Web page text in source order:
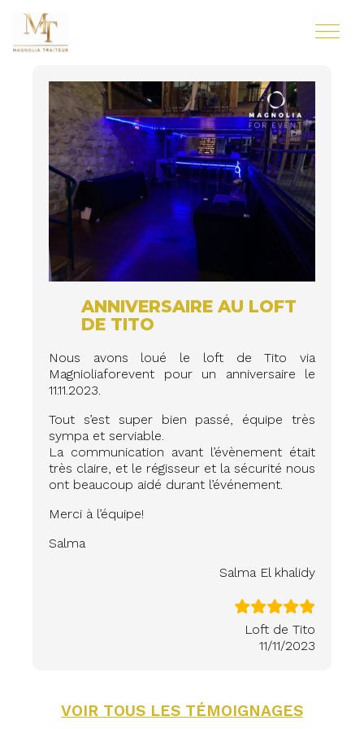
ANNIVERSAIRE AU LOFT
DE TITO
Nous avons loué le loft de Tito via
Magnioliaforevent pour un anniversaire le
11.11.2023.
Tout s’est super bien passé, équipe très
sympa et serviable.
La communication avant l’évènement était
très claire, et le régisseur et la sécurité nous
ont beaucoup aidé durant l’événement.
Merci à l’équipe!
Salma
Salma El khalidy
Loft de Tito
11/11/2023
VOIR TOUS LES TÉMOIGNAGES